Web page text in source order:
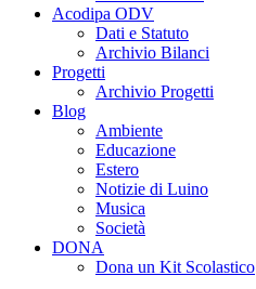
Acodipa ODV
Dati e Statuto
Archivio Bilanci
Progetti
Archivio Progetti
Blog
Ambiente
Educazione
Estero
Notizie di Luino
Musica
Società
DONA
Dona un Kit Scolastico